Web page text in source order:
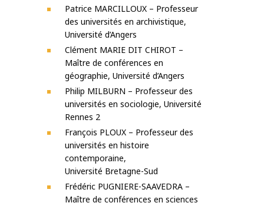
Patrice MARCILLOUX – Professeur
des universités en archivistique,
Université d’Angers
Clément MARIE DIT CHIROT –
Maître de conférences en
géographie, Université d’Angers
Philip MILBURN – Professeur des
universités en sociologie, Université
Rennes 2
François PLOUX – Professeur des
universités en histoire
contemporaine,
Université Bretagne-Sud
Frédéric PUGNIERE-SAAVEDRA –
Maître de conférences en sciences